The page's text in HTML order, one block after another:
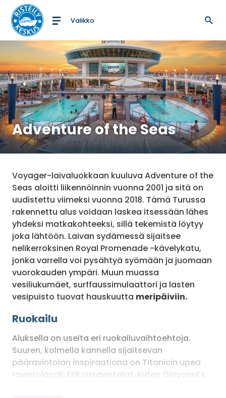
Etusivulle
Valikko
Adventure of the Seas
Voyager-laivaluokkaan kuuluva Adventure of the
Seas aloitti liikennöinnin vuonna 2001 ja sitä on
uudistettu viimeksi vuonna 2018. Tämä Turussa
rakennettu alus voidaan laskea itsessään lähes
yhdeksi matkakohteeksi, sillä tekemistä löytyy
joka lähtöön. Laivan sydämessä sijaitsee
nelikerroksinen Royal Promenade -kävelykatu,
jonka varrella voi pysähtyä syömään ja juomaan
vuorokauden ympäri. Muun muassa
vesiliukumäet, surffaussimulaattori ja lasten
vesipuisto tuovat hauskuutta meripäiviin.
Ruokailu
Aluksella on useita eri ruokailuvaihtoehtoja.
Suuren, kolmella kannella sijaitsevan
pääravintolan inspiraationa on Titanicin upea
ravintolasali. Erikoisravintolat, kuten Giovanni’s